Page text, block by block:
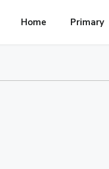
Home Primary